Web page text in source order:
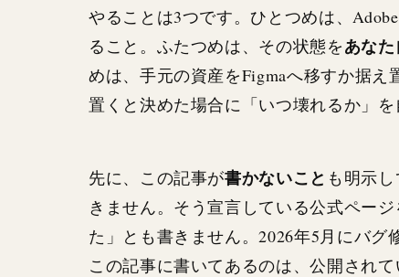
やることは3つです。ひとつめは、
ること。ふたつめは、その状態をあな
めは、手元の資産をFigmaへ移すか据え
置くと決めた場合に「いつ壊れるか」
先に、この記事が書かないこと も明示
きません。そう宣言している公式ペー
た」とも書きません。2026年5月にバグ
この記事に書いてあるのは、公開され